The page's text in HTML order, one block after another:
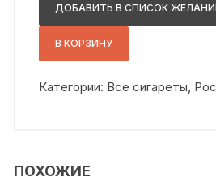
амбер
ДОБАВИТЬ В СПИСОК
В КОРЗИНУ
Категории: Все сигареты,
ПОХОЖИЕ